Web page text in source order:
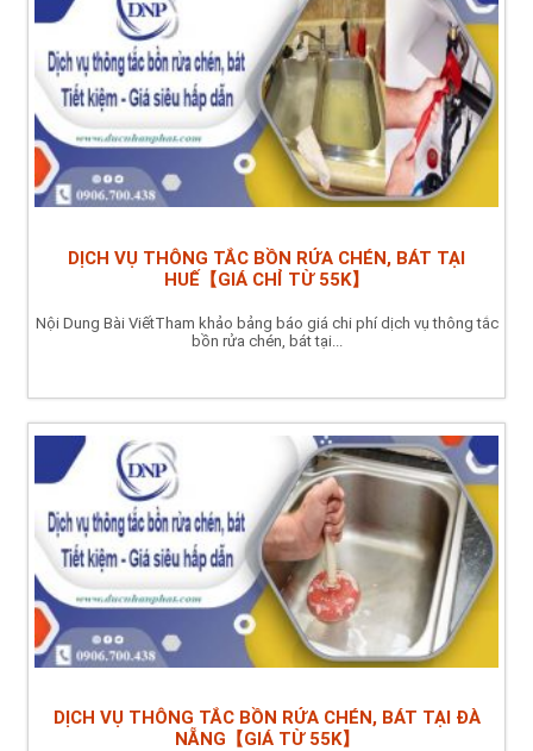
DỊCH VỤ THÔNG TẮC BỒN RỬA CHÉN, BÁT TẠI
HUẾ【GIÁ CHỈ TỪ 55K】
Nội Dung Bài ViếtTham khảo bảng báo giá chi phí dịch vụ thông tắc
bồn rửa chén, bát tại...
DỊCH VỤ THÔNG TẮC BỒN RỬA CHÉN, BÁT TẠI ĐÀ
NẴNG【GIÁ TỪ 55K】